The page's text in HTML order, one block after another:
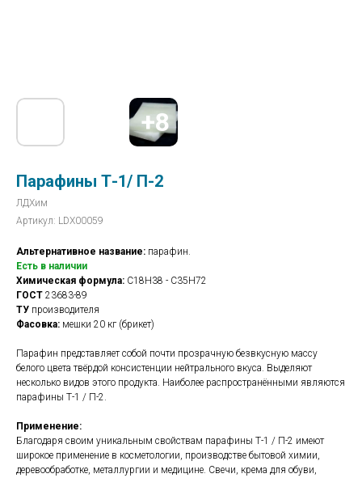
Парафины Т-1/ П-2
ЛДХим
Артикул: LDX00059
Альтернативное название: парафин.
Есть в наличии
Химическая формула: С18Н38 - С35Н72
ГОСТ 23683-89
ТУ производителя
Фасовка: мешки 20 кг (брикет)
Парафин представляет собой почти прозрачную безвкусную массу
белого цвета твёрдой консистенции нейтрального вкуса. Выделяют
несколько видов этого продукта. Наиболее распространёнными являются
парафины Т-1 / П-2.
Применение:
Благодаря своим уникальным свойствам парафины Т-1 / П-2 имеют
широкое применение в косметологии, производстве бытовой химии,
деревообработке, металлургии и медицине. Свечи, крема для обуви,